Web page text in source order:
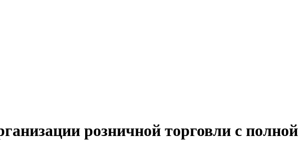
розничной торговли с полной